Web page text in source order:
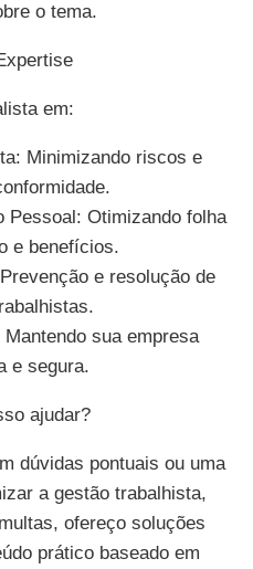
o tema.
em:
Minimizando riscos e
Pessoal: Otimizando folha
e benefícios.
e resolução de
sua empresa
e segura.
ajudar?
dúvidas pontuais ou uma
a gestão trabalhista,
ofereço soluções
prático baseado em